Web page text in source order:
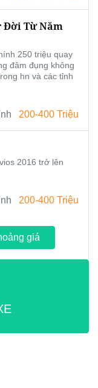
Đời Từ Năm
250 triệu quay
đâm đụng không
hn và các tỉnh
200-400 Triệu
2016 trở lên
200-400 Triệu
giá